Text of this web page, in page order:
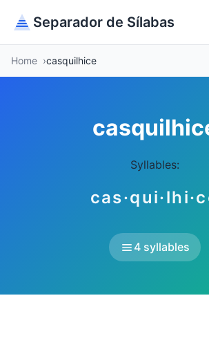
Separador de Sílabas
Home casquilhice
Syllables:
4 syllables